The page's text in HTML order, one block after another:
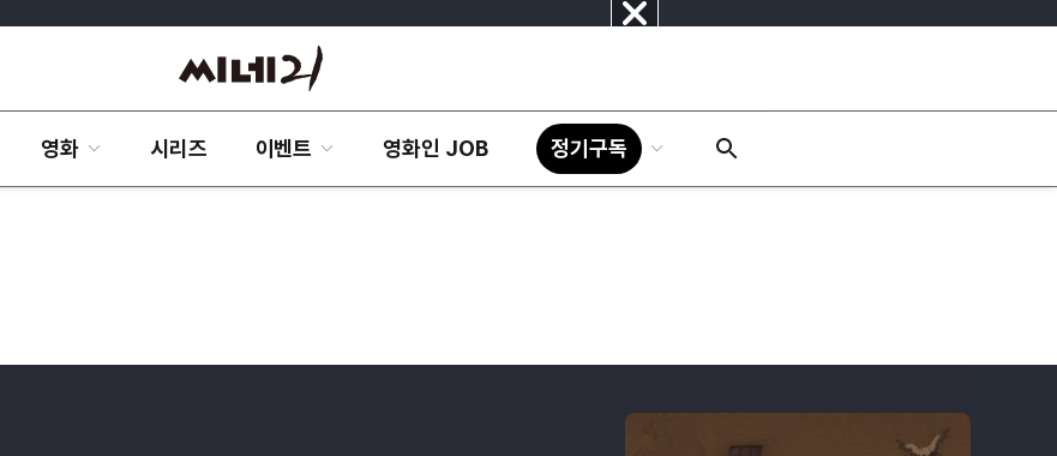
닫
영화 시리즈 이벤트 영화인 JOB 정기구독